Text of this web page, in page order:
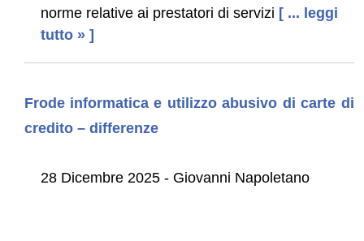
norme relative ai prestatori di servizi [ ... leggi
tutto » ]
Frode informatica e utilizzo abusivo di carte di
credito – differenze
28 Dicembre 2025 - Giovanni Napoletano